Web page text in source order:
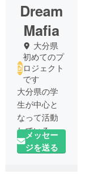
Dream
Mafia
大分県
初めてのプ
ロジェクト
です
大分県の学
生が中心と
なって活動
しているプ
ロジェクト
チーム
メッセー
ジを送る